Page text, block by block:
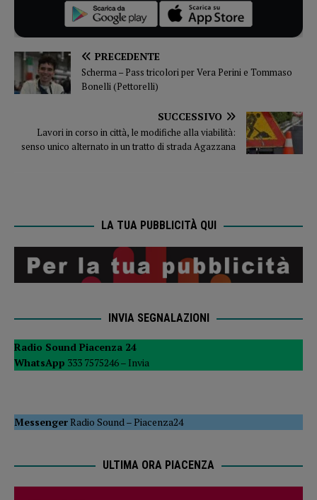
PRECEDENTE
Scherma – Pass tricolori per Vera Perini e Tommaso
Bonelli (Pettorelli)
SUCCESSIVO
Lavori in corso in città, le modifiche alla viabilità:
senso unico alternato in un tratto di strada Agazzana
LA TUA PUBBLICITÀ QUI
INVIA SEGNALAZIONI
Radio Sound Piacenza 24
WhatsApp 333 7575246 – Invia
MessengerRadio Sound–Piacenza24
ULTIMA ORA PIACENZA